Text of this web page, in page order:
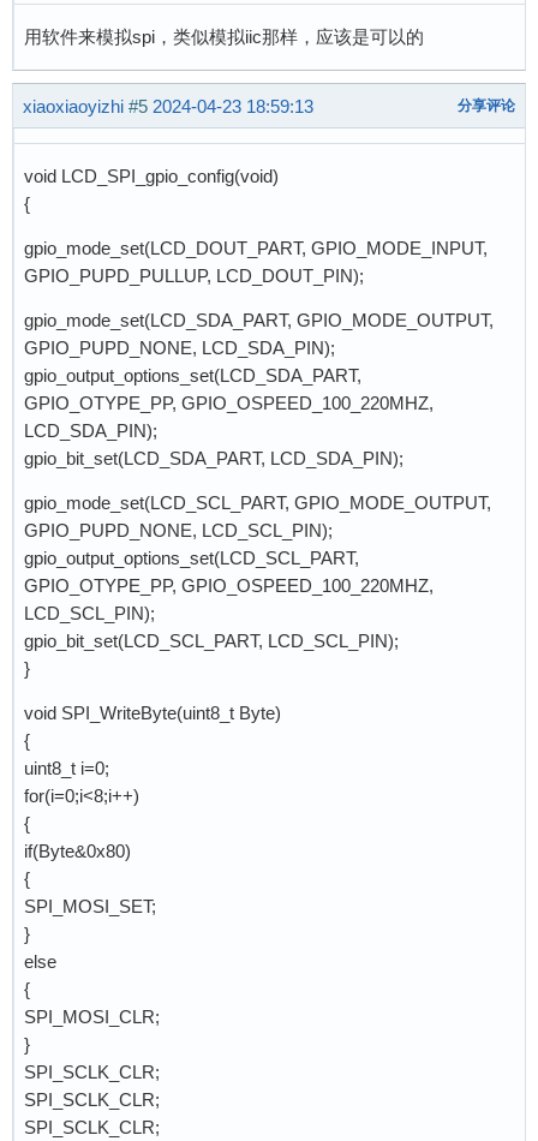
用软件来模拟spi，类似模拟iic那样，应该是可以的
xiaoxiaoyizhi #5 2024-04-23 18:59:13 分享评论
void LCD_SPI_gpio_config(void)
{
gpio_mode_set(LCD_DOUT_PART, GPIO_MODE_INPUT,
GPIO_PUPD_PULLUP, LCD_DOUT_PIN);
gpio_mode_set(LCD_SDA_PART, GPIO_MODE_OUTPUT,
GPIO_PUPD_NONE, LCD_SDA_PIN);
gpio_output_options_set(LCD_SDA_PART,
GPIO_OTYPE_PP, GPIO_OSPEED_100_220MHZ,
LCD_SDA_PIN);
gpio_bit_set(LCD_SDA_PART, LCD_SDA_PIN);
gpio_mode_set(LCD_SCL_PART, GPIO_MODE_OUTPUT,
GPIO_PUPD_NONE, LCD_SCL_PIN);
gpio_output_options_set(LCD_SCL_PART,
GPIO_OTYPE_PP, GPIO_OSPEED_100_220MHZ,
LCD_SCL_PIN);
gpio_bit_set(LCD_SCL_PART, LCD_SCL_PIN);
}
void SPI_WriteByte(uint8_t Byte)
{
uint8_t i=0;
for(i=0;i<8;i++)
{
if(Byte&0x80)
{
SPI_MOSI_SET;
}
else
{
SPI_MOSI_CLR;
}
SPI_SCLK_CLR;
SPI_SCLK_CLR;
SPI_SCLK_CLR;